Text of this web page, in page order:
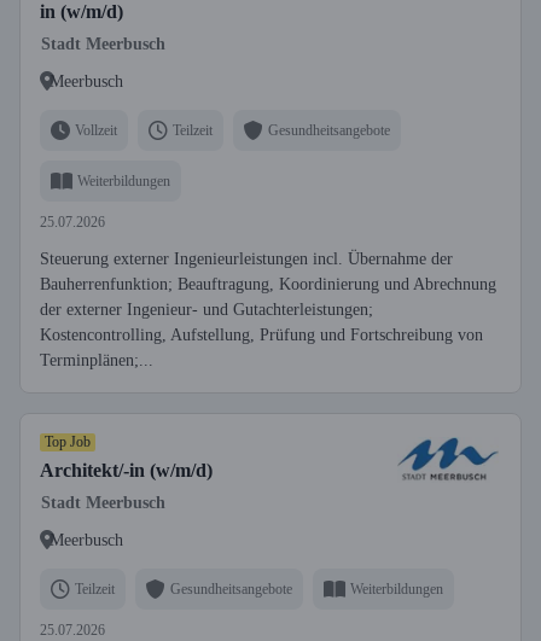
in (w/m/d)
Stadt Meerbusch
Meerbusch
Vollzeit Teilzeit Gesundheitsangebote
Weiterbildungen
25.07.2026
Steuerung externer Ingenieurleistungen incl. Übernahme der
Bauherrenfunktion; Beauftragung, Koordinierung und Abrechnung
der externer Ingenieur- und Gutachterleistungen;
Kostencontrolling, Aufstellung, Prüfung und Fortschreibung von
Terminplänen;...
Top Job
Architekt/-in (w/m/d)
Stadt Meerbusch
Meerbusch
Teilzeit Gesundheitsangebote Weiterbildungen
25.07.2026